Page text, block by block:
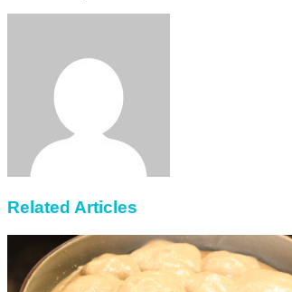
Related Articles